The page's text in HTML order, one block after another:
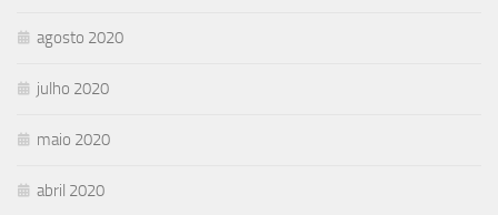
agosto 2020
julho 2020
maio 2020
abril 2020